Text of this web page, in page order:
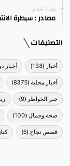
منذ 4 أسابيع
مصادر : سيطرة
التصنيفات
أخبار (138) أخبار
أخبار محلية (8375)
جبر الخواطر (9)
صحة وجمال (100)
قصص نجاح (6)